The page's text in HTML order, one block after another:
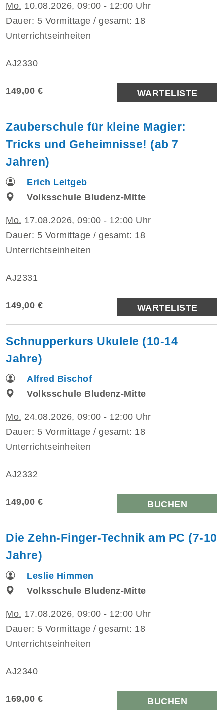
Mo. 10.08.2026, 09:00 - 12:00 Uhr
Dauer: 5 Vormittage / gesamt: 18
Unterrichtseinheiten
AJ2330
149,00 € WARTELISTE
Zauberschule für kleine Magier:
Tricks und Geheimnisse! (ab 7
Jahren)
Erich Leitgeb
Volksschule Bludenz-Mitte
Mo. 17.08.2026, 09:00 - 12:00 Uhr
Dauer: 5 Vormittage / gesamt: 18
Unterrichtseinheiten
AJ2331
149,00 € WARTELISTE
Schnupperkurs Ukulele (10-14
Jahre)
Alfred Bischof
Volksschule Bludenz-Mitte
Mo. 24.08.2026, 09:00 - 12:00 Uhr
Dauer: 5 Vormittage / gesamt: 18
Unterrichtseinheiten
AJ2332
149,00 € BUCHEN
Die Zehn-Finger-Technik am PC (7-10
Jahre)
Leslie Himmen
Volksschule Bludenz-Mitte
Mo. 17.08.2026, 09:00 - 12:00 Uhr
Dauer: 5 Vormittage / gesamt: 18
Unterrichtseinheiten
AJ2340
169,00 € BUCHEN